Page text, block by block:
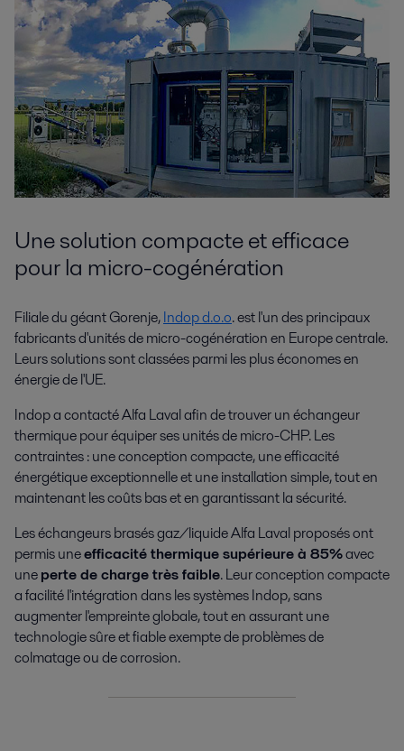
Une solution compacte et efficace
pour la micro-cogénération
Filiale du géant Gorenje,Indop d.o.o. est l'un des principaux
fabricants d'unités de micro-cogénération en Europe centrale.
Leurs solutions sont classées parmi les plus économes en
énergie de l'UE.
Indop a contacté Alfa Laval afin de trouver un échangeur
thermique pour équiper ses unités de micro-CHP. Les
contraintes : une conception compacte, une efficacité
énergétique exceptionnelle et une installation simple, tout en
maintenant les coûts bas et en garantissant la sécurité.
Les échangeurs brasés gaz/liquide Alfa Laval proposés ont
permis uneefficacité thermique supérieure à 85%avec
uneperte de charge très faible. Leur conception compacte
a facilité l'intégration dans les systèmes Indop, sans
augmenter l'empreinte globale, tout en assurant une
technologie sûre et fiable exempte de problèmes de
colmatage ou de corrosion.